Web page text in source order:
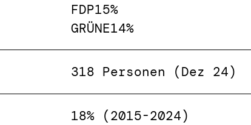
FDP15%
GRÜNE14%
318 Personen (Dez 24)
18% (2015-2024)